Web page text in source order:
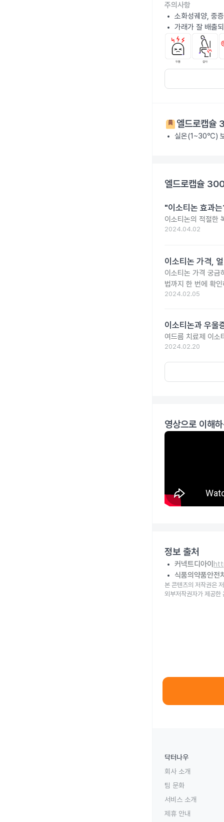
주의사항
소화성궤양, 중
가래가 잘 배출
엘드로캡
실온(1~30℃)
엘드로캡슐
"이소티논 효과
이소티논의 적절한
2024.04.02
이소티논 가격,
이소티논 가격 궁금
법까지 한 번에 확
2024.02.05
이소티논과 우울
여드름 치료제 이소
2024.02.20
영상으로 이해
정보 출처
커넥트디아이
식품의약품안전
본 콘텐츠의 저작권은
외부저작권자가 제공한
닥터나우
회사 소개
팀 문화
서비스 소개
제휴 안내